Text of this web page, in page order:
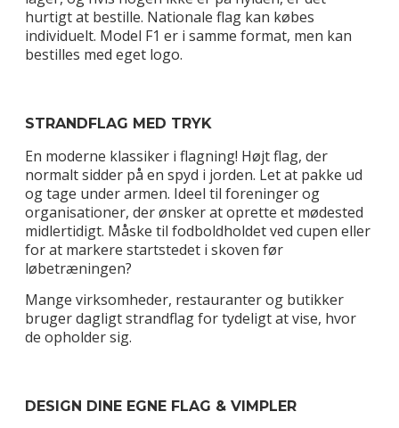
hurtigt at bestille. Nationale flag kan købes
individuelt. Model F1 er i samme format, men kan
bestilles med eget logo.
STRANDFLAG MED TRYK
En moderne klassiker i flagning! Højt flag, der
normalt sidder på en spyd i jorden. Let at pakke ud
og tage under armen. Ideel til foreninger og
organisationer, der ønsker at oprette et mødested
midlertidigt. Måske til fodboldholdet ved cupen eller
for at markere startstedet i skoven før
løbetræningen?
Mange virksomheder, restauranter og butikker
bruger dagligt strandflag for tydeligt at vise, hvor
de opholder sig.
DESIGN DINE EGNE FLAG & VIMPLER